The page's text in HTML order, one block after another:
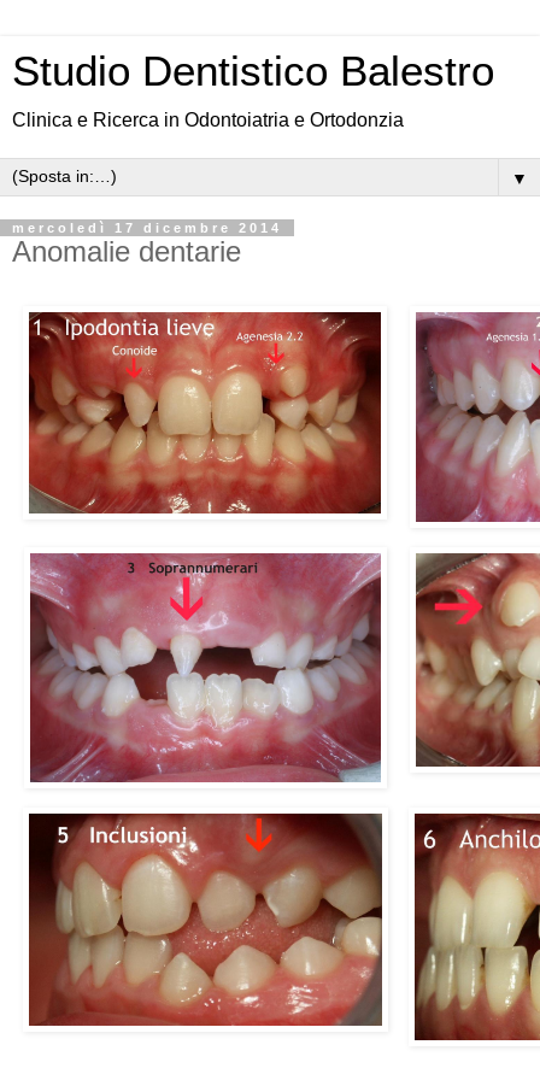
Studio Dentistico Balestro
Clinica e Ricerca in Odontoiatria e Ortodonzia
▼
mercoledì 17 dicembre 2014
Anomalie dentarie